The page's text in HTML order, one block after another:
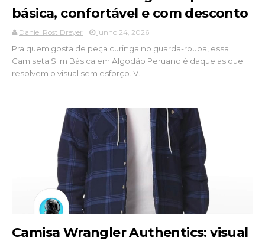
básica, confortável e com desconto
Daniel Rost Dreyer junho 24, 2026
Pra quem gosta de peça curinga no guarda-roupa, essa
Camiseta Slim Básica em Algodão Peruano é daquelas que
resolvem o visual sem esforço. V...
Camisa Wrangler Authentics: visual